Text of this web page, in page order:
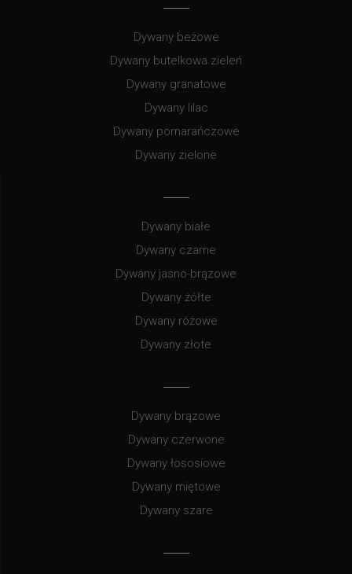
Dywany beżowe
Dywany butelkowa zieleń
Dywany granatowe
Dywany lilac
Dywany pomarańczowe
Dywany zielone
Dywany białe
Dywany czarne
Dywany jasno-brązowe
Dywany żółte
Dywany różowe
Dywany złote
Dywany brązowe
Dywany czerwone
Dywany łososiowe
Dywany miętowe
Dywany szare